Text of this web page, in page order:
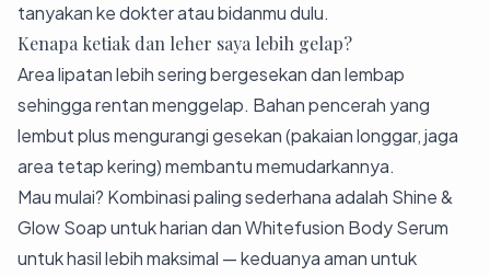
tanyakan ke dokter atau bidanmu dulu.
Kenapa ketiak dan leher saya lebih gelap?
Area lipatan lebih sering bergesekan dan lembap
sehingga rentan menggelap. Bahan pencerah yang
lembut plus mengurangi gesekan (pakaian longgar, jaga
area tetap kering) membantu memudarkannya.
Mau mulai? Kombinasi paling sederhana adalah Shine &
Glow Soapuntuk harian danWhitefusion Body Serum
untuk hasil lebih maksimal — keduanya aman untuk